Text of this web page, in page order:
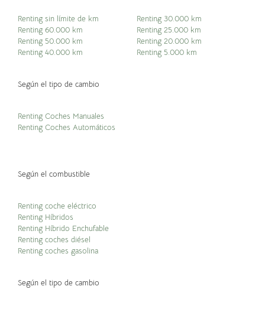
Renting sin límite de km
Renting 60.000 km
Renting 50.000 km
Renting 40.000 km
Renting 30.000 km
Renting 25.000 km
Renting 20.000 km
Renting 5.000 km
Según el tipo de cambio
Renting Coches Manuales
Renting Coches Automáticos
Según el combustible
Renting coche eléctrico
Renting Híbridos
Renting Híbrido Enchufable
Renting coches diésel
Renting coches gasolina
Según el tipo de cambio